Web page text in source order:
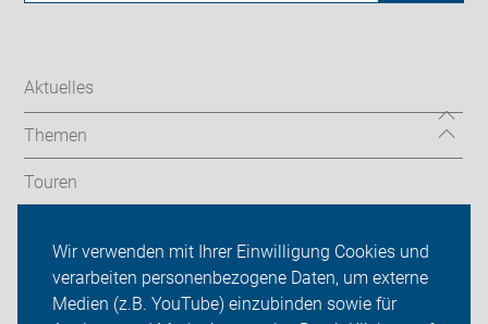
Wir verwenden mit Ihrer Einwilligung Cookies und
verarbeiten personenbezogene Daten, um externe
Medien (z.B. YouTube) einzubinden sowie für
Aktuelles
Themen
Touren
Service